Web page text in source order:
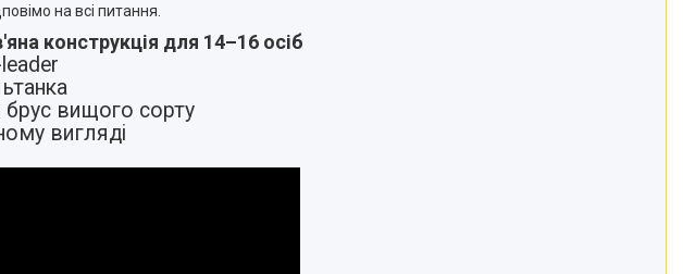
на всі питання.
конструкція для 14–16 осіб
брус вищого сорту
вигляді